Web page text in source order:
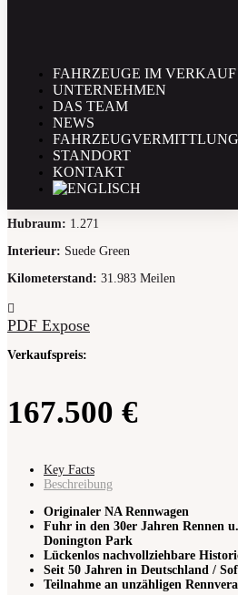
FAHRZEUGE IM VERKAUF
UNTERNEHMEN
DAS TEAM
NEWS
FAHRZEUGVERMITTLUNG
STANDORT
KONTAKT
MG NA Magnette
Baujahr :1934
Leistung (PS):68
:
British Racing Green
Hubraum: 1.271
Interieur: Suede Green
Kilometerstand: 31.983 Meilen
PDF Expose
Verkaufspreis:
167.500 €
Key Facts
Beschreibung
Originaler NA Rennwagen
Fuhr in den 30er Jahren Rennen
Donington Park
Lückenlos nachvollziehbare
Seit 50 Jahren in Deutschland /
Teilnahme an unzähligen